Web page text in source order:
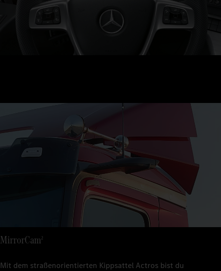
MirrorCam2
Mit dem straßenorientierten Kippsattel Actros bist du